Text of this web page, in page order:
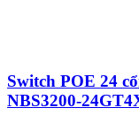
Switch POE 24
NBS3200-